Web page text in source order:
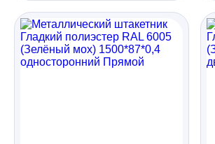
Другие товары